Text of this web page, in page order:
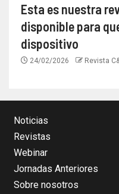
Esta es nuestra
disponible para
dispositivo
24/02/2026 Revista
Noticias
Revistas
Webinar
Jornadas Anteriores
Sobre nosotros